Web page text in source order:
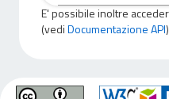
E' possibile inoltre
(vediDocumentazione API